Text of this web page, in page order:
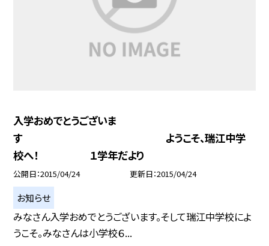
入学おめでとうございま
す ようこそ、瑞江中学
校へ！ １学年だより
公開日 2015/04/24 更新日 2015/04/24
お知らせ
みなさん入学おめでとうございます。そして瑞江中学校によ
うこそ。みなさんは小学校６...